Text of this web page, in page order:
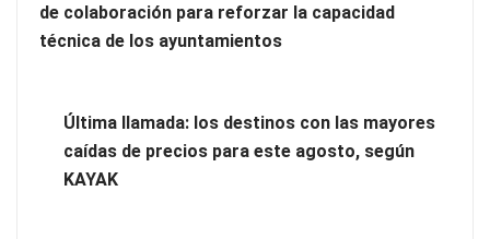
conectando lonjas con establecimientos
de colaboración para reforzar la capacidad
técnica de los ayuntamientos
Última llamada: los destinos con las mayores
caídas de precios para este agosto, según
KAYAK